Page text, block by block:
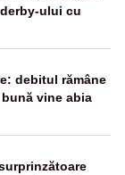
ului cu
debitul rămâne
vine abia